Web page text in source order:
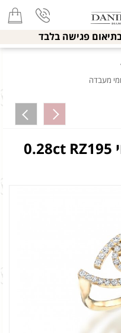
פגישה בלבד
טבעת עין עדי הימלבלוי 0.28ct RZ195